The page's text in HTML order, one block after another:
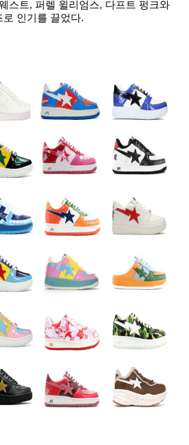
스트, 퍼렐 윌리엄스, 다프트 펑크와
인기를 끌었다.